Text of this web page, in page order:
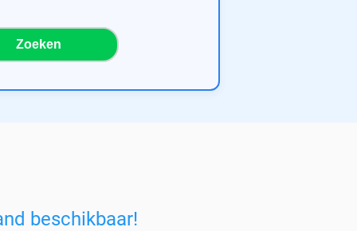
Zoeken
beschikbaar!